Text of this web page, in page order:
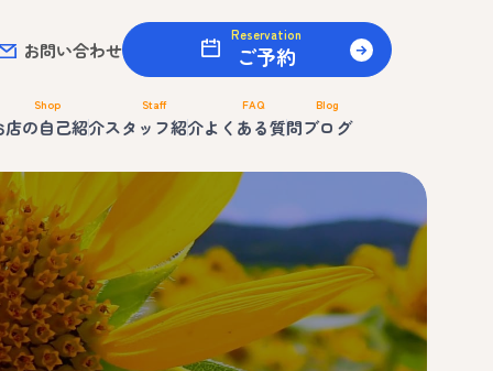
お問い合わせ
Reservation
ご予約
Shop
店の自己紹介
Staff
スタッフ紹介
FAQ
よくある質問
Blog
ブログ